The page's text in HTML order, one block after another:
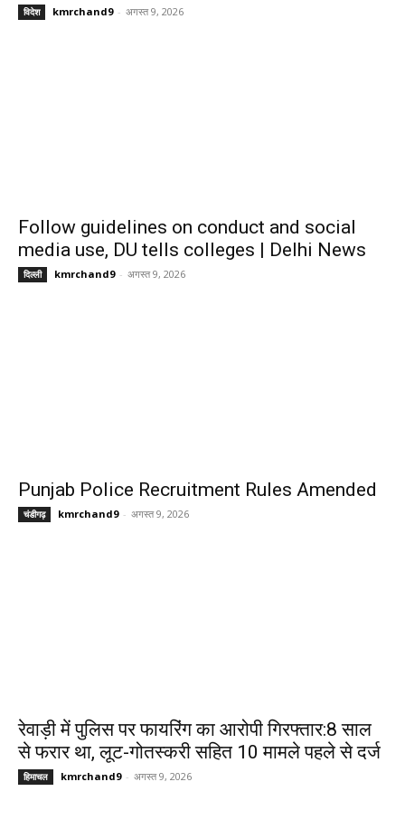
विदेश kmrchand9 - अगस्त 9, 2026
Follow guidelines on conduct and social
media use, DU tells colleges | Delhi News
दिल्ली kmrchand9 - अगस्त 9, 2026
Punjab Police Recruitment Rules Amended
चंडीगढ़ kmrchand9 - अगस्त 9, 2026
रेवाड़ी में पुलिस पर फायरिंग का आरोपी गिरफ्तार:8 साल
से फरार था, लूट-गोतस्करी सहित 10 मामले पहले से दर्ज
हिमाचल kmrchand9 - अगस्त 9, 2026